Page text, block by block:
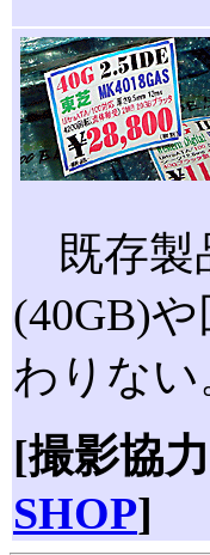
既存製
(40GB)
わりない
[撮影協
SHOP]